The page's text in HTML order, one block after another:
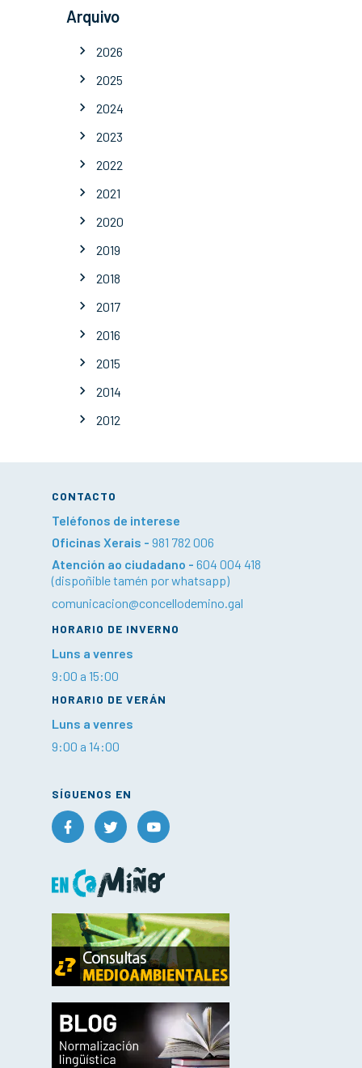
Arquivo
2026
2025
2024
2023
2022
2021
2020
2019
2018
2017
2016
2015
2014
2012
CONTACTO
Teléfonos de interese
Oficinas Xerais - 981 782 006
Atención ao ciudadano - 604 004 418
(dispoñible tamén por whatsapp)
comunicacion@concellodemino.gal
HORARIO DE INVERNO
Luns a venres
9:00 a 15:00
HORARIO DE VERÁN
Luns a venres
9:00 a 14:00
SÍGUENOS EN